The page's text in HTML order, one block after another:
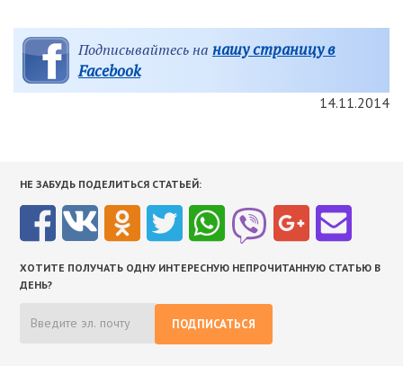
Подписывайтесь на нашу страницу в
Facebook
14.11.2014
НЕ ЗАБУДЬ ПОДЕЛИТЬСЯ СТАТЬЕЙ:
ХОТИТЕ ПОЛУЧАТЬ ОДНУ ИНТЕРЕСНУЮ НЕПРОЧИТАННУЮ СТАТЬЮ В
ДЕНЬ?
ПОДПИСАТЬСЯ